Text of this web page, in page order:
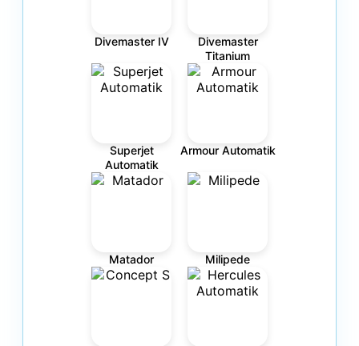
Divemaster IV
Divemaster
Titanium
Superjet
Automatik
Armour Automatik
Matador Milipede